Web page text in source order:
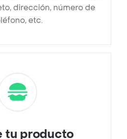
dirección, número de
etc.
tu producto